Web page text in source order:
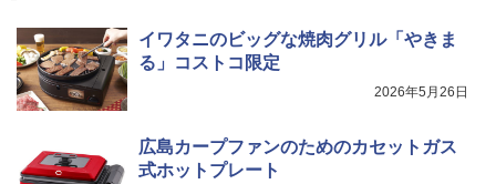
イワタニのビッグな焼肉グリル「やきま
る」コストコ限定
2026年5月26日
広島カープファンのためのカセットガス
式ホットプレート